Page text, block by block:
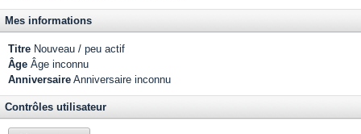
Mes informations
Titre Nouveau / peu actif
Âge Âge inconnu
Anniversaire Anniversaire inconnu
Contrôles utilisateur